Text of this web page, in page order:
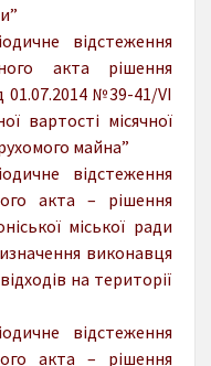
відстеження
акта рішення
01.07.2014 №39-41/VI
вартості місячної
майна”
відстеження
акта – рішення
міської ради
виконавця
на території
відстеження
акта – рішення